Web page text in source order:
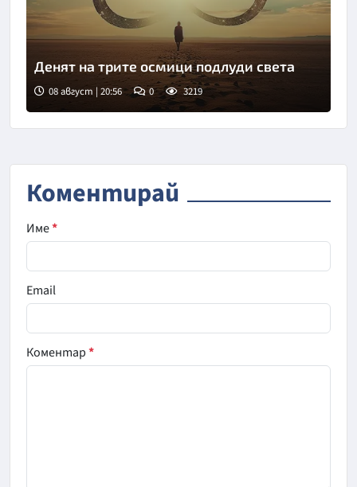
Денят на трите осмици подлуди света
08 август | 20:56 0 3219
Коментирай
Име*
Email
Коментар*